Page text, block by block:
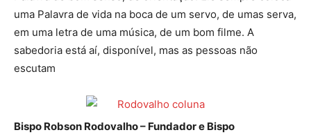
uma Palavra de vida na boca de um servo, de umas serva,
em uma letra de uma música, de um bom filme. A
sabedoria está aí, disponível, mas as pessoas não
escutam
Bispo Robson Rodovalho – Fundador e Bispo